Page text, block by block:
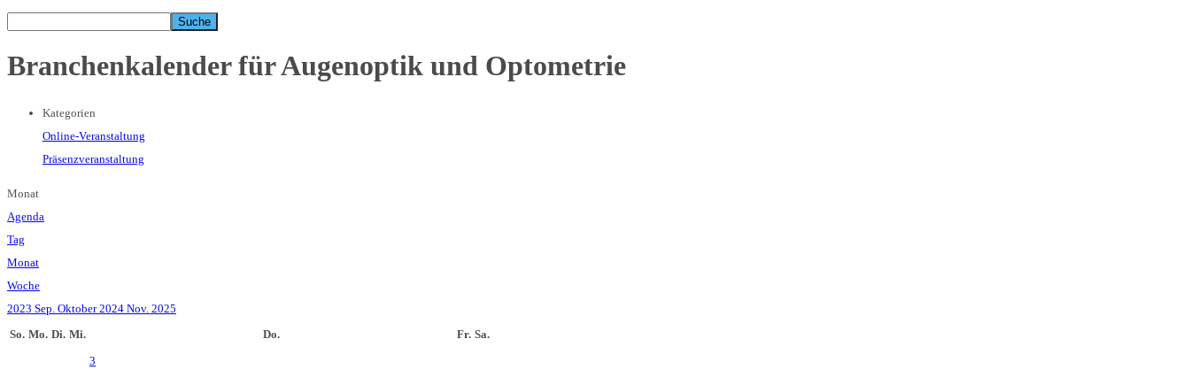
Branchenkalender für Augenoptik und Optometrie
Kategorien
Online-Veranstaltung
Präsenzveranstaltung
Monat
Agenda
Tag
Monat
Woche
2023 Sep. Oktober 2024 Nov. 2025
So. Mo. Di. Mi. Do. Fr. Sa.
3